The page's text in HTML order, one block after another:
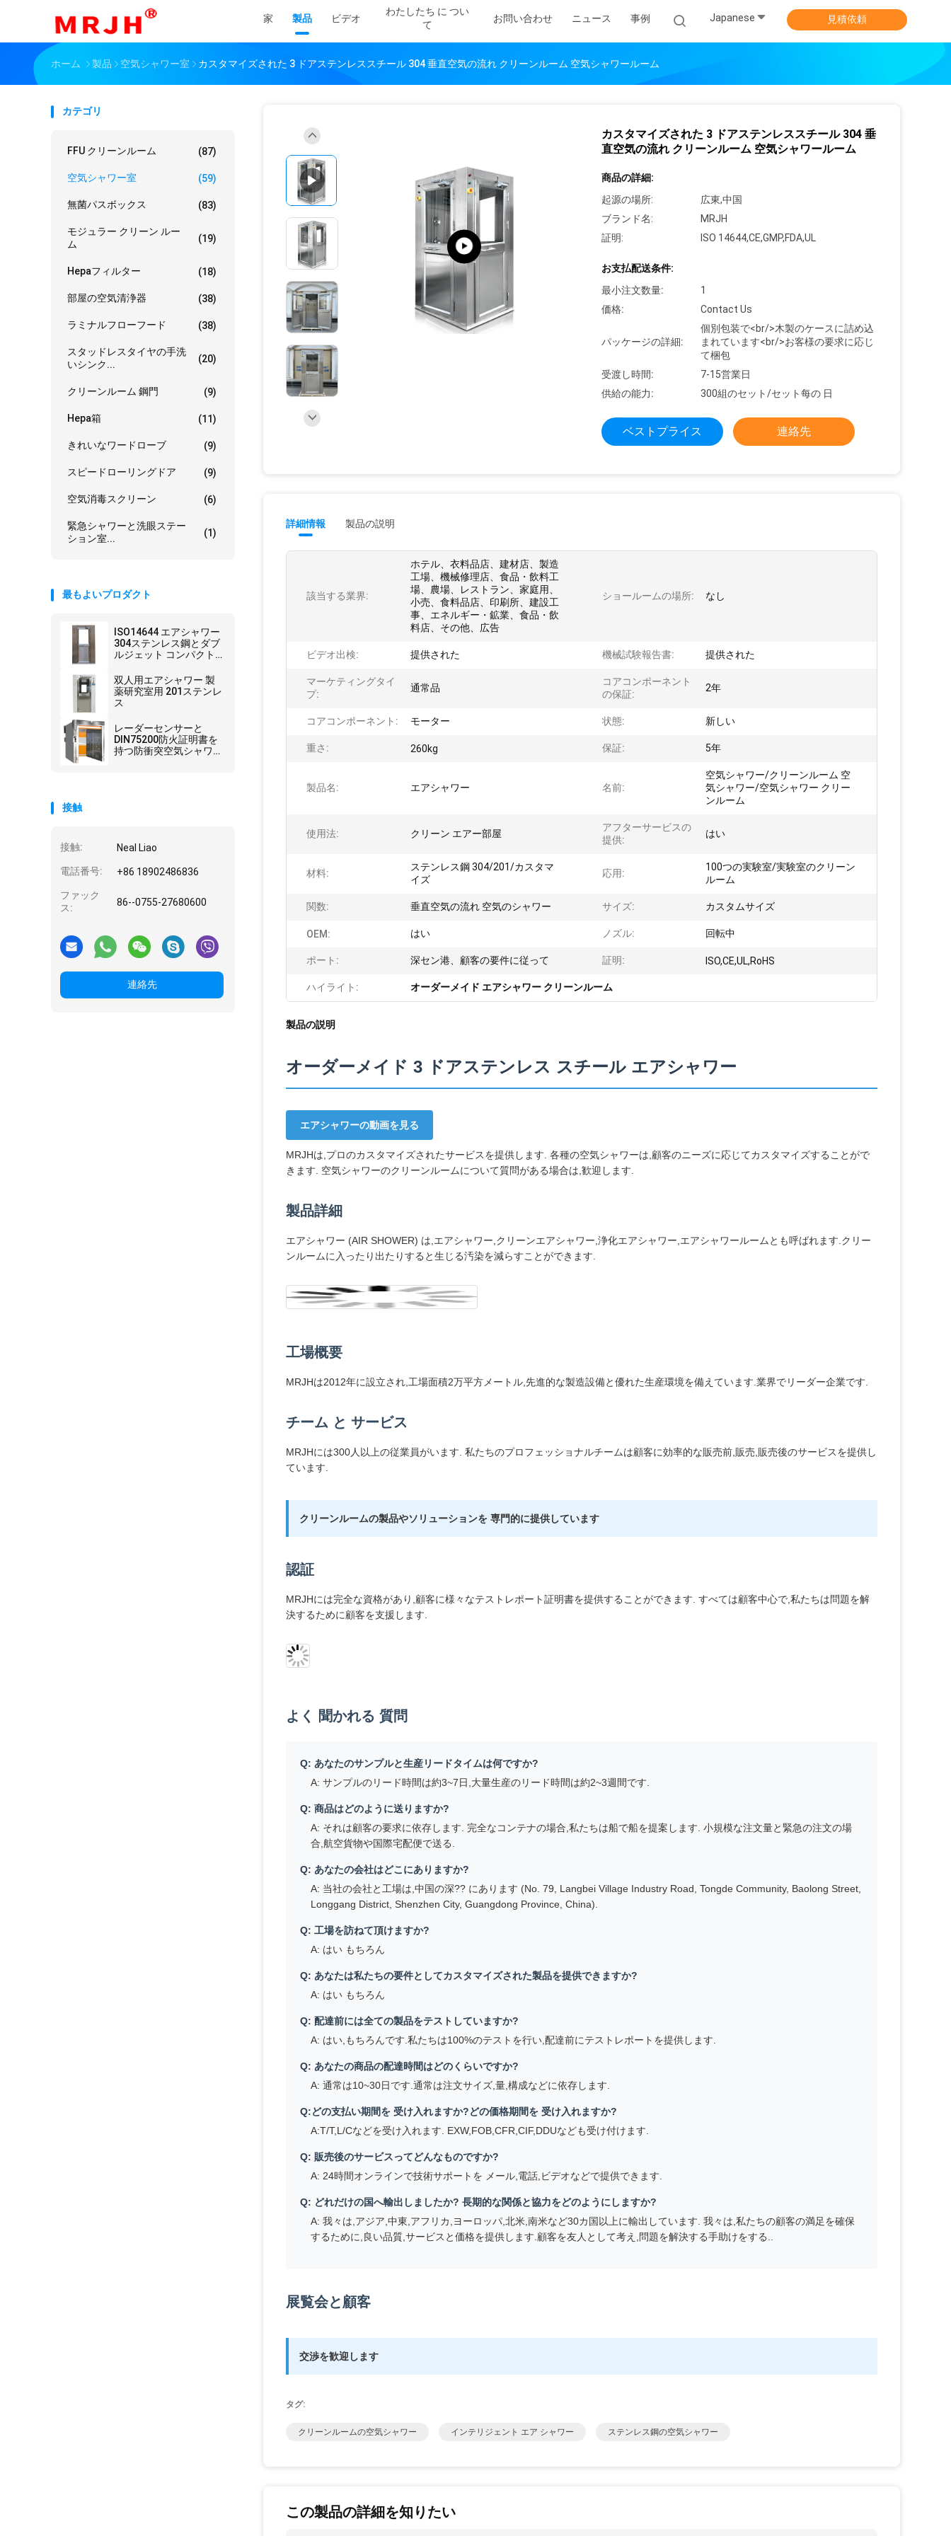
家 製品 ビデオ
わたしたち に つい
て
お問い合わせ ニュース 事例 Japanese 見積依頼
ホーム 製品 空気シャワー室 カスタマイズされた 3 ドアステンレススチール 304 垂直空気の流れ クリーンルーム 空気シャワールーム
カテゴリ
FFU クリーンルーム (87)
空気シャワー室 (59)
無菌パスボックス (83)
モジュラー クリーン ルー
ム
(19)
Hepaフィルター (18)
部屋の空気清浄器 (38)
ラミナルフローフード (38)
スタッドレスタイヤの手洗
いシンク...
(20)
クリーンルーム 鋼門 (9)
Hepa箱 (11)
きれいなワードローブ (9)
スピードローリングドア (9)
空気消毒スクリーン (6)
緊急シャワーと洗眼ステー
ション室...
(1)
最もよいプロダクト
ISO14644 エアシャワー
304ステンレス鋼とダブ
ルジェット コンパクト
双人用エアシャワー 製
薬研究室用 201ステンレ
ス
レーダーセンサーと
DIN75200防火証明書を
持つ防衝突空気シャワー
接触
接触: Neal Liao
電話番号: +86 18902486836
ファック
ス:
86--0755-27680600
連絡先
カスタマイズされた 3 ドアステンレススチール 304 垂
直空気の流れ クリーンルーム 空気シャワールーム
商品の詳細:
起源の場所:
広東,中国
ブランド名:
MRJH
証明:
ISO 14644,CE,GMP,FDA,UL
お支払配送条件:
最小注文数量:
1
価格:
Contact Us
パッケージの詳細:
個別包装で<br/>木製のケースに詰め込
まれています<br/>お客様の要求に応じ
て梱包
受渡し時間:
7-15営業日
供給の能力:
300組のセット/セット每の 日
ベストプライス 連絡先
詳細情報 製品の説明
該当する業界:
ホテル、衣料品店、建材店、製造
工場、機械修理店、食品・飲料工
場、農場、レストラン、家庭用、
小売、食料品店、印刷所、建設工
事、エネルギー・鉱業、食品・飲
料店、その他、広告
ショールームの場所: なし
ビデオ出検: 提供された 機械試験報告書: 提供された
マーケティングタイ
プ:
通常品
コアコンポーネント
の保証:
2年
コアコンポーネント: モーター 状態: 新しい
重さ: 260kg 保証: 5年
製品名: エアシャワー 名前:
空気シャワー/クリーンルーム 空
気シャワー/空気シャワー クリー
ンルーム
使用法: クリーン エアー部屋
アフターサービスの
提供:
はい
材料:
ステンレス鋼 304/201/カスタマ
イズ
応用:
100つの実験室/実験室のクリーン
ルーム
関数: 垂直空気の流れ 空気のシャワー サイズ: カスタムサイズ
OEM: はい ノズル: 回転中
ポート: 深セン港、顧客の要件に従って 証明: ISO,CE,UL,RoHS
ハイライト: オーダーメイド エアシャワー クリーンルーム
製品の説明
オーダーメイド 3 ドアステンレス スチール エアシャワー
エアシャワーの動画を見る
MRJHは,プロのカスタマイズされたサービスを提供します. 各種の空気シャワーは,顧客のニーズに応じてカスタマイズすることがで
きます. 空気シャワーのクリーンルームについて質問がある場合は,歓迎します.
製品詳細
エアシャワー (AIR SHOWER) は,エアシャワー,クリーンエアシャワー,浄化エアシャワー,エアシャワールームとも呼ばれます.クリー
ンルームに入ったり出たりすると生じる汚染を減らすことができます.
工場概要
チーム と サービス
MRJHには300人以上の従業員がいます. 私たちのプロフェッショナルチームは顧客に効率的な販売前,販売,販売後のサービスを提供し
クリーンルームの製品やソリューションを 専門的に提供しています
認証
MRJHには完全な資格があり,顧客に様々なテストレポート証明書を提供することができます. すべては顧客中心で,私たちは問題を解
決するために顧客を支援します.
よく 聞かれる 質問
Q: あなたのサンプルと生産リードタイムは何ですか?
A: サンプルのリード時間は約3~7日,大量生産のリード時間は約2~3週間です.
Q: 商品はどのように送りますか?
A: それは顧客の要求に依存します. 完全なコンテナの場合,私たちは船で船を提案します. 小規模な注文量と緊急の注文の場
合,航空貨物や国際宅配便で送る.
Longgang District, Shenzhen City, Guangdong Province, China).
A: はい,もちろんです.私たちは100%のテストを行い,配達前にテストレポートを提供します.
Q:どの支払い期間を 受け入れますか?どの価格期間を 受け入れますか?
A:T/T,L/Cなどを受け入れます. EXW,FOB,CFR,CIF,DDUなども受け付けます.